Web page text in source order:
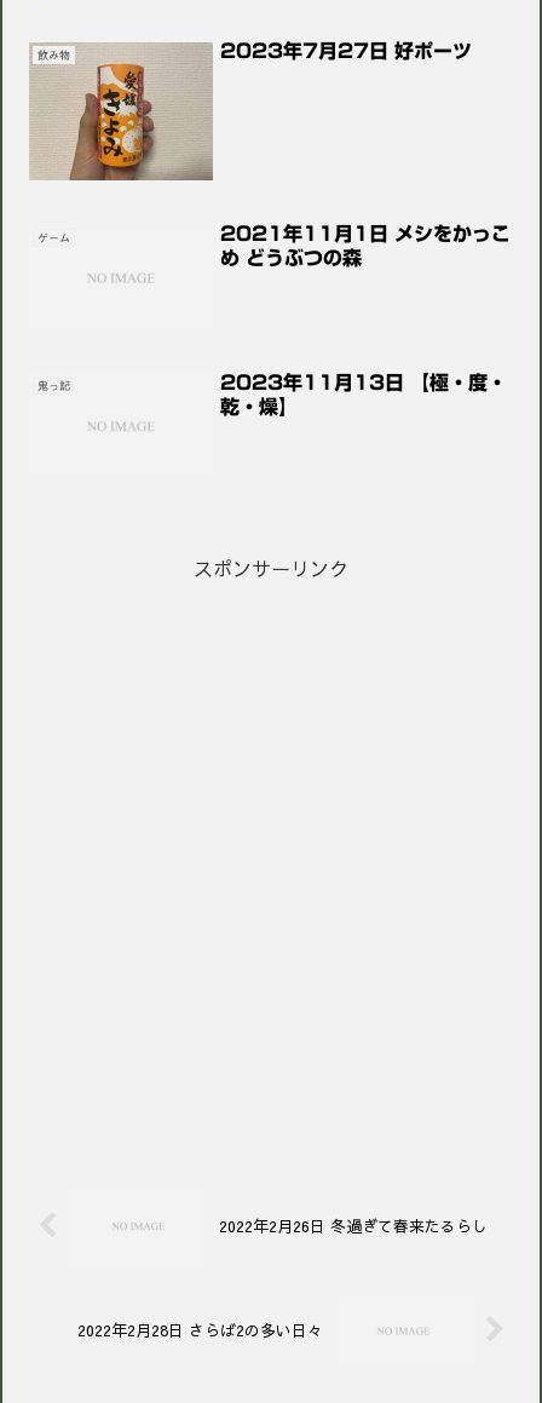
飲み物 2023年7月27日 好ポーツ
ゲーム
2021年11月1日 メシをかっこ
め どうぶつの森
鬼っ記
2023年11月13日 【極・度・
乾・燥】
スポンサーリンク
2022年2月26日 冬過ぎて春来たるらし
2022年2月28日 さらば2の多い日々